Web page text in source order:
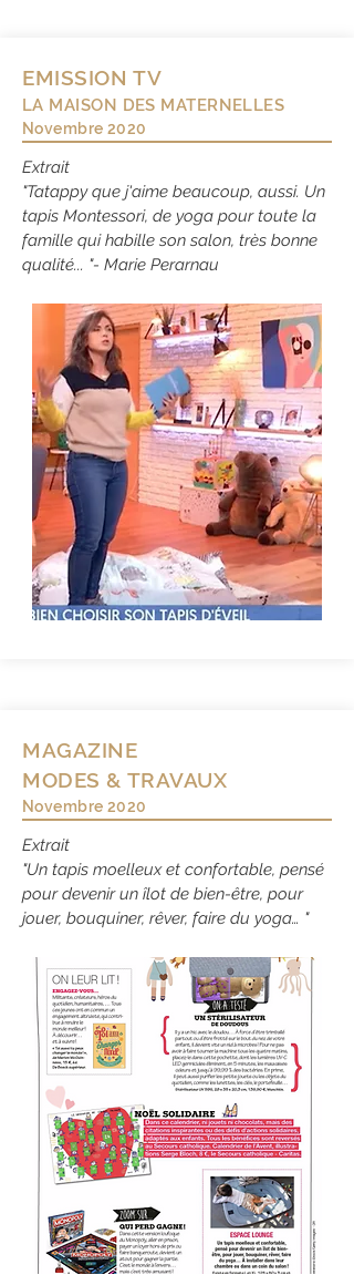
EMISSION TV
LA MAISON DES MATERNELLES
Novembre 2020
Extrait
"Tatappy que j'aime beaucoup, aussi. Un
tapis Montessori, de yoga pour toute la
famille qui habille son salon, très bonne
qualité... "- Marie Perarnau
MAGAZINE
MODES & TRAVAUX
Novembre 2020
Extrait
"Un tapis moelleux et confortable, pensé
pour devenir un îlot de bien-être, pour
jouer, bouquiner, rêver, faire du yoga… "